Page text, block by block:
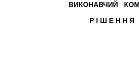
ВИКОНАВЧИЙ
Р І Ш Е Н Н Я